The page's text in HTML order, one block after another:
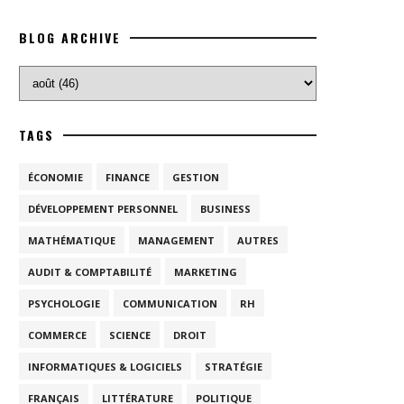
BLOG ARCHIVE
TAGS
ÉCONOMIE FINANCE GESTION
DÉVELOPPEMENT PERSONNEL BUSINESS
MATHÉMATIQUE MANAGEMENT AUTRES
AUDIT & COMPTABILITÉ MARKETING
PSYCHOLOGIE COMMUNICATION RH
COMMERCE SCIENCE DROIT
INFORMATIQUES & LOGICIELS STRATÉGIE
FRANÇAIS LITTÉRATURE POLITIQUE